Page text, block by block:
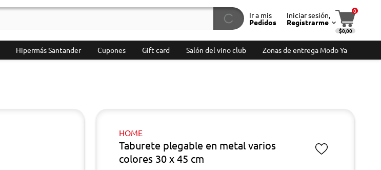
Ir a mis
Pedidos
Iniciar sesión,
Registrarme
0
$0,00
Hipermás Santander Cupones Gift card Salón del vino club Zonas de entrega Modo Ya
HOME
Taburete plegable en metal varios
colores 30 x 45 cm